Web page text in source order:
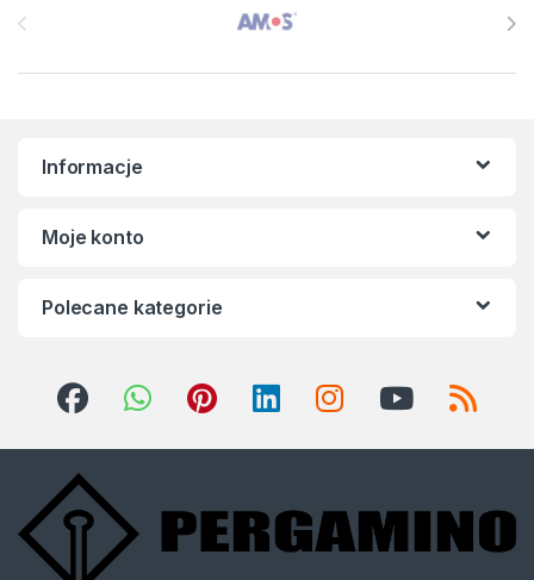
Informacje
Moje konto
Polecane kategorie